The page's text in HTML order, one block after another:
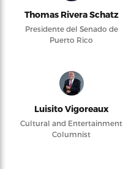
Thomas Rivera Schatz
Presidente del Senado de
Puerto Rico
Luisito Vigoreaux
Cultural and Entertainment
Columnist